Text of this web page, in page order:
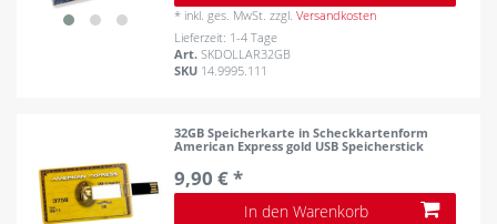
* inkl. ges. MwSt. zzgl.Versandkosten
Lieferzeit: 1-4 Tage
Art.SKDOLLAR32GB
SKU 14.9995.111
32GB Speicherkarte in Scheckkartenform
American Express gold USB Speicherstick
9,90 € *
In den Warenkorb